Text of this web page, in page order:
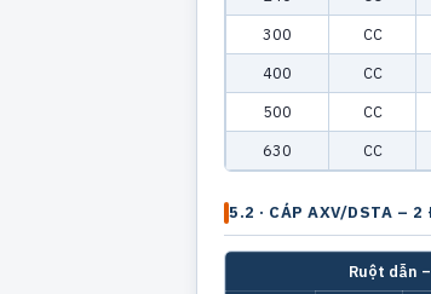
300
CC
400
CC
500
CC
630
CC
5.2 · CÁP AXV/DSTA – 2
Ruột dẫn –